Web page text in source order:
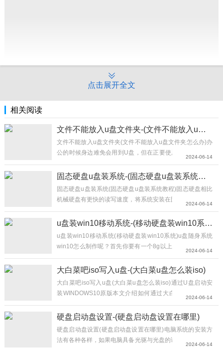
点击展开全文
相关阅读
文件不能放入u盘文件夹-(文件不能放入u盘文件夹怎么办)
文件不能放入u盘文件夹(文件不能放入u盘文件夹怎么办)办
公的时候身边难免会用到U盘，但在正要使用时U盘却不能
正常打开，U盘提示无法访问，文件或目录损坏且无法读
取，这个时候就可以使用电脑运行cmd命令提示符进行修
2024-06-14
固态硬盘u盘装系统-(固态硬盘u盘装系统教程)
固态硬盘u盘装系统(固态硬盘u盘装系统教程)固态硬盘相比
机械硬盘有更快的读写速度，将系统安装在固态硬盘上能极
大提高系统的运行速度，今天就说说怎么将系统安装在固
态。方法一：1、首先制作一个U盘启动盘，制作方法点击
2024-06-14
u盘装win10移动系统-(移动硬盘装win10系统)
u盘装win10移动系统(移动硬盘装win10系统)u盘随身系统
win10怎么制作呢？首先你要有一个8g以上大小u盘，然后
你在电脑上搜索找到一个u盘启动盘制作工具u启动就是专
门做一些u盘的启动工具之类的然后呢你进去之后它里头有
2024-06-14
大白菜吧iso写入u盘-(大白菜u盘怎么装iso)
大白菜吧iso写入u盘(大白菜u盘怎么装iso)通过U盘启动安
装WINDOWS10原版本文介绍如何通过大白菜启动盘来安
装WIN10系统，有需要的朋友可以关注一下，每天我会不定
期更新2条电脑使用方面的知识。1.从网上上下载...
2024-06-14
硬盘启动盘设置-(硬盘启动盘设置在哪里)
硬盘启动盘设置(硬盘启动盘设置在哪里)电脑系统的安装方
法有各种各样，如果电脑具备光驱与光盘的话，相信部分用
2024-06-14